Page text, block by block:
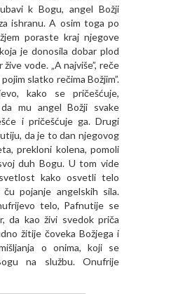
k Bogu, angel Božji
ishranu. A osim toga po
poraste kraj njegove
je donosila dobar plod
vode. „A najviše”, reče
slatko rečima Božjim”.
kako se pričešćuje,
mu angel Božji svake
i pričešćuje ga. Drugi
da je to dan njegovog
prekloni kolena, pomoli
duh Bogu. U tom vide
kako osvetli telo
pojanje angelskih sila.
telo, Pafnutije se
da kao živi svedok priča
žitije čoveka Božjega i
o onima, koji se
na službu. Onufrije